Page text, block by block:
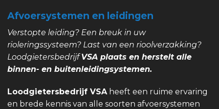
Afvoersystemen en leidingen
Verstopte leiding? Een breuk in uw
rioleringssysteem? Last van een rioolverzakking?
LoodgietersbedrijfVSA plaats en herstelt alle
binnen- en buitenleidingsystemen.
Loodgietersbedrijf VSA heeft een ruime ervaring
en brede kennis van alle soorten afvoersystemen